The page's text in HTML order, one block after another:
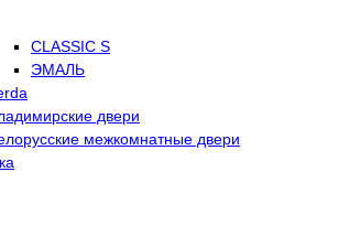
CLASSIC S
ЭМАЛЬ
двери
межкомнатные двери